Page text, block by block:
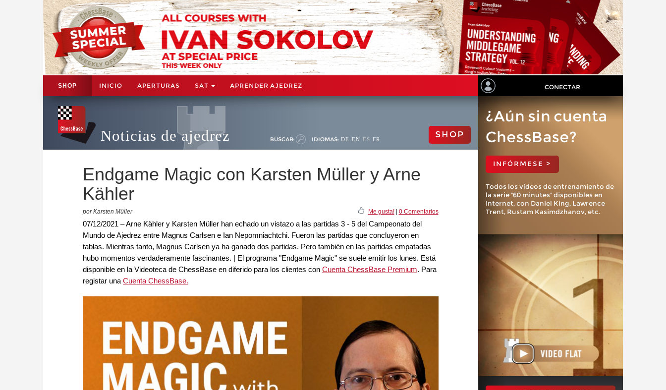
SHOP INICIO APERTURAS SAT APRENDER AJEDREZ CONECTAR
Noticias de ajedrez BUSCAR: IDIOMAS: DE EN ES FR SHOP
Endgame Magic con Karsten Müller y Arne
Kähler
por Karsten Müller Me gusta!| 0 Comentarios
07/12/2021 – Arne Kähler y Karsten Müller han echado un vistazo a las partidas 3 - 5 del Campeonato del
Mundo de Ajedrez entre Magnus Carlsen e Ian Nepomniachtchi. Fueron las partidas que concluyeron en
tablas. Mientras tanto, Magnus Carlsen ya ha ganado dos partidas. Pero también en las partidas empatadas
hubo momentos verdaderamente fascinantes. | El programa "Endgame Magic" se suele emitir los lunes. Está
disponible en la Videoteca de ChessBase en diferido para los clientes con Cuenta ChessBase Premium. Para
registar una Cuenta ChessBase.
¿Aún sin cuenta
ChessBase?
INFÓRMESE >
Todos los vídeos de entrenamiento de
la serie "60 minutes" disponibles en
Internet, con Daniel King, Lawrence
Trent, Rustam Kasimdzhanov, etc.